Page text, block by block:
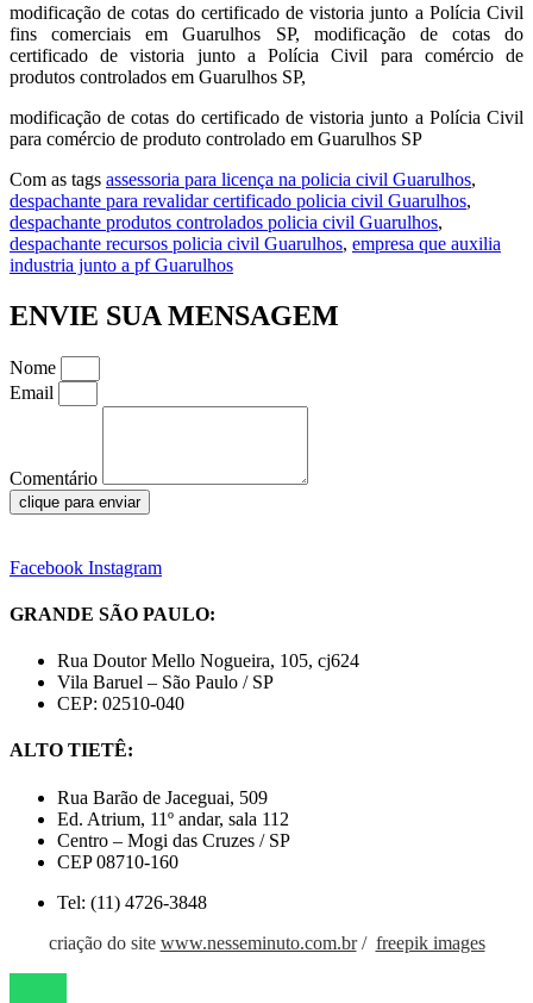
modificação de cotas do certificado de vistoria junto a Polícia Civil
fins comerciais em Guarulhos SP, modificação de cotas do
certificado de vistoria junto a Polícia Civil para comércio de
produtos controlados em Guarulhos SP,
modificação de cotas do certificado de vistoria junto a Polícia Civil
para comércio de produto controlado em Guarulhos SP
Com as tags assessoria para licença na policia civil Guarulhos,
despachante para revalidar certificado policia civil Guarulhos,
despachante produtos controlados policia civil Guarulhos,
despachante recursos policia civil Guarulhos, empresa que auxilia
industria junto a pf Guarulhos
ENVIE SUA MENSAGEM
Nome
Email
Comentário
clique para enviar
Facebook Instagram
GRANDE SÃO PAULO:
Rua Doutor Mello Nogueira, 105, cj624
Vila Baruel – São Paulo / SP
CEP: 02510-040
ALTO TIETÊ:
Rua Barão de Jaceguai, 509
Ed. Atrium, 11º andar, sala 112
Centro – Mogi das Cruzes / SP
CEP 08710-160
Tel: (11) 4726-3848
criação do site www.nesseminuto.com.br/ freepik images